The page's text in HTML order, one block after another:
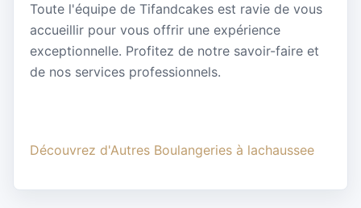
Toute l'équipe de Tifandcakes est ravie de vous
accueillir pour vous offrir une expérience
exceptionnelle. Profitez de notre savoir-faire et
de nos services professionnels.
Découvrez d'Autres Boulangeries à lachaussee